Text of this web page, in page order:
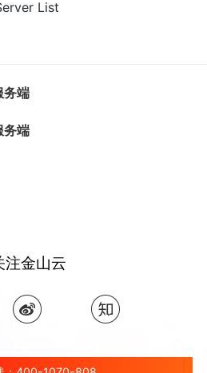
List
务端
务端
注金山云